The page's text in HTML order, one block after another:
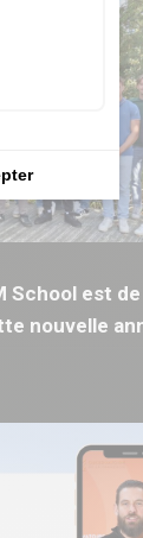
School est de
nouvelle